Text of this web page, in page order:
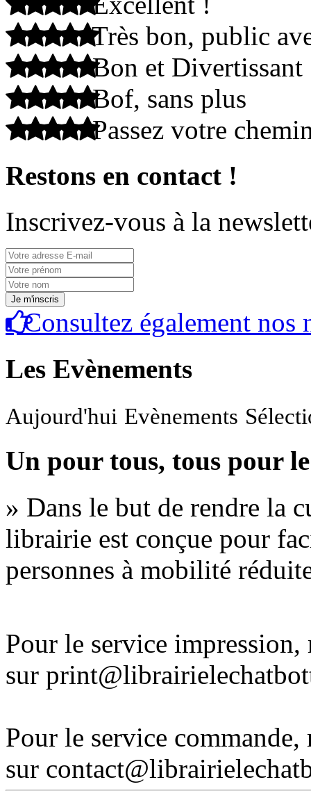
Très bon, public
Bon et Divertissant
Bof, sans plus
Passez votre
Restons en contact !
Inscrivez-vous à la
Consultez également nos
Les Evènements
Aujourd'hui Evènements
Un pour tous, tous pour
» Dans le but de rendre la
librairie est conçue pour
personnes à mobilité
Pour le service
sur
Pour le service
sur